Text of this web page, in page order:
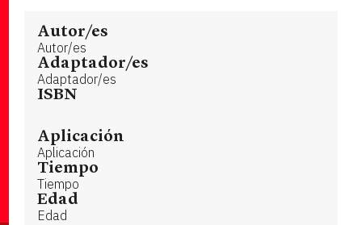
Autor/es
Autor/es
Adaptador/es
Adaptador/es
ISBN
Aplicación
Aplicación
Tiempo
Tiempo
Edad
Edad